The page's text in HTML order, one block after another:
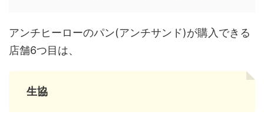
アンチヒーローのパン(アンチサンド)が購入できる
店舗6つ目は、
生協